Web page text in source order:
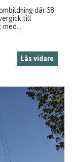
där 58
till
Läs vidare